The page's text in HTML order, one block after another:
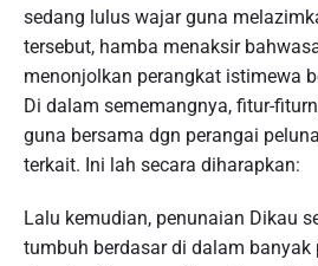
sedang lulus wajar guna
tersebut, hamba menaksir
menonjolkan perangkat istimewa
Di dalam sememangnya, fitur-
guna bersama dgn perangai
terkait. Ini lah secara diharapkan:
Lalu kemudian, penunaian Dikau
tumbuh berdasar di dalam banyak